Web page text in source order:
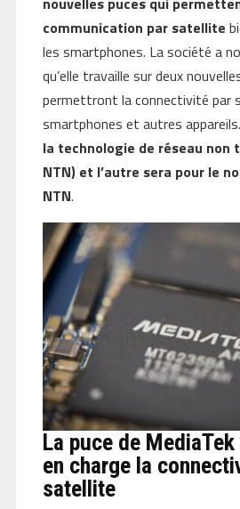
communication par satellite
les smartphones. La société a
qu’elle travaille sur deux
permettront la connectivité par
smartphones et autres appareils.
la technologie de réseau non
NTN) et l’autre sera pour le
NTN.
La puce de
en charge la
satellite